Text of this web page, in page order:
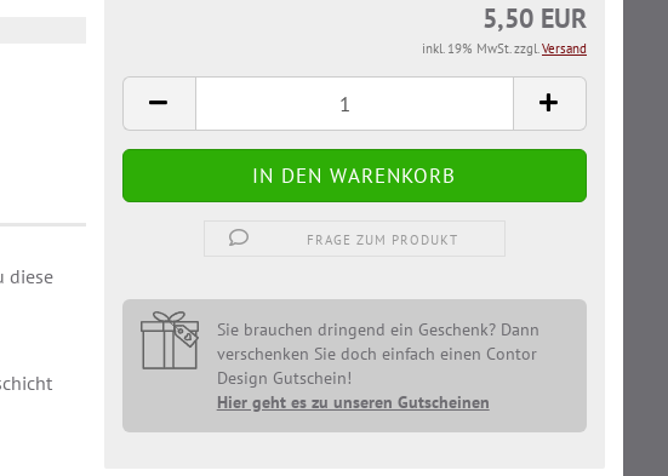
5,50 EUR
inkl. 19% MwSt. zzgl.Versand
FRAGE ZUM PRODUKT
Sie brauchen dringend ein Geschenk? Dann
verschenken Sie doch einfach einen Contor
Design Gutschein!
Hier geht es zu unseren Gutscheinen
diese